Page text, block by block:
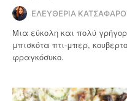
ΕΛΕΥΘΕΡΙΑ
Μια εύκολη και πολύ
μπισκότα πτι-μπερ,
φραγκόσυκο.